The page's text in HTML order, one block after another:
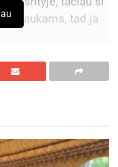
ir plaukams, tad ja
šveitimas?
tik pastebėję
Vis dėlto taip
rūpintis nuolat.
procesai,